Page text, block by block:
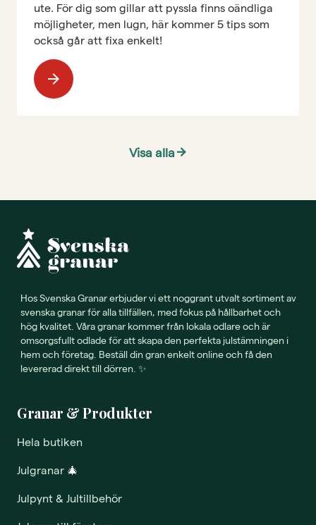
ute. För dig som gillar att pyssla finns oändliga
möjligheter, men lugn, här kommer 5 tips som
också går att fixa enkelt!
arrow_forward
Visa allaarrow_forward
Hos Svenska Granar erbjuder vi ett noggrant utvalt sortiment av
svenska granar för alla tillfällen, med fokus på hållbarhet och
hög kvalitet. Våra granar kommer från lokala odlare och är
omsorgsfullt odlade för att skapa den perfekta julstämningen i
hem och företag. Beställ din gran enkelt online och få den
levererad direkt till dörren. ✨
Granar & Produkter
Hela butiken
Julgranar 🎄
Julpynt & Jultillbehör